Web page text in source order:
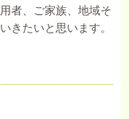
者、ご家族、地域そ
きたいと思います。